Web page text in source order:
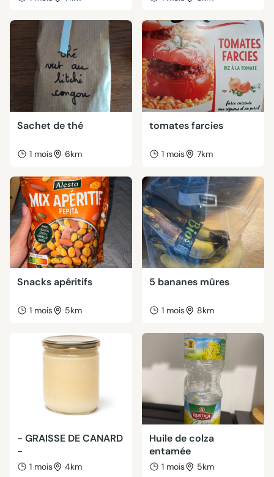
Sachet de thé
1 mois 6km
tomates farcies
1 mois 7km
Snacks apéritifs
1 mois 5km
5 bananes mûres
1 mois 8km
- GRAISSE DE CANARD
-
1 mois 4km
Huile de colza
entamée
1 mois 5km